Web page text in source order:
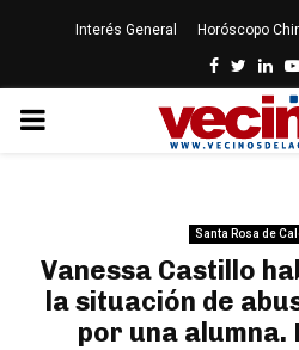
Interés General Horóscopo
Facebook
Twitter
PRIMARY
Santa Rosa de
Vanessa Castillo
la situación de
por una alumna.